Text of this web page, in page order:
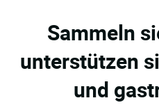
Sammeln
unterstützen
und